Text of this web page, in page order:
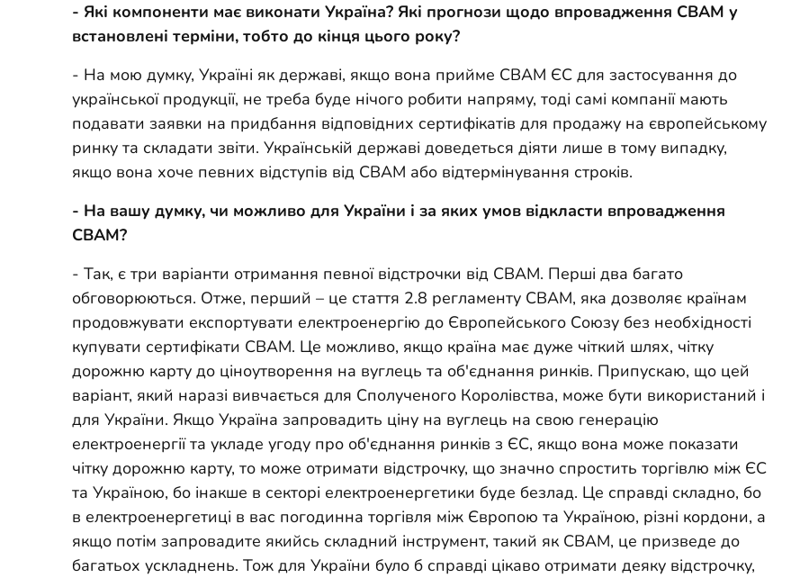
- Які компоненти має виконати Україна? Які прогнози щодо впровадження CBAM у
встановлені терміни, тобто до кінця цього року?
- На мою думку, Україні як державі, якщо вона прийме CBAM ЄС для застосування до
української продукції, не треба буде нічого робити напряму, тоді самі компанії мають
подавати заявки на придбання відповідних сертифікатів для продажу на європейському
ринку та складати звіти. Українській державі доведеться діяти лише в тому випадку,
якщо вона хоче певних відступів від CBAM або відтермінування строків.
- На вашу думку, чи можливо для України і за яких умов відкласти впровадження
CBAM?
- Так, є три варіанти отримання певної відстрочки від CBAM. Перші два багато
обговорюються. Отже, перший – це стаття 2.8 регламенту CBAM, яка дозволяє країнам
продовжувати експортувати електроенергію до Європейського Союзу без необхідності
купувати сертифікати CBAM. Це можливо, якщо країна має дуже чіткий шлях, чітку
дорожню карту до ціноутворення на вуглець та об'єднання ринків. Припускаю, що цей
варіант, який наразі вивчається для Сполученого Королівства, може бути використаний і
для України. Якщо Україна запровадить ціну на вуглець на свою генерацію
електроенергії та укладе угоду про об'єднання ринків з ЄС, якщо вона може показати
чітку дорожню карту, то може отримати відстрочку, що значно спростить торгівлю між ЄС
та Україною, бо інакше в секторі електроенергетики буде безлад. Це справді складно, бо
в електроенергетиці в вас погодинна торгівля між Європою та Україною, різні кордони, а
якщо потім запровадите якийсь складний інструмент, такий як CBAM, це призведе до
багатьох ускладнень. Тож для України було б справді цікаво отримати деяку відстрочку,